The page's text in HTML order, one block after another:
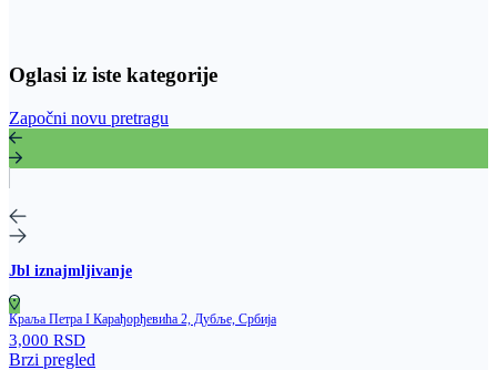
Oglasi iz iste kategorije
Započni novu pretragu
Jbl iznajmljivanje
Краља Петра I Карађорђевића 2, Дубље, Србија
3,000 RSD
Brzi pregled